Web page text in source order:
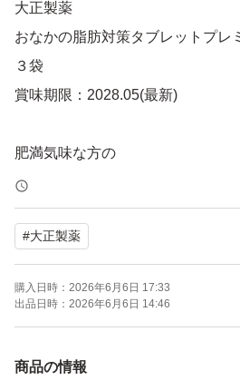
大正製薬
おなかの脂肪対策タブレットプ
３袋
賞味期限：2028.05(最新)
肥満気味な方の
おなかの脂肪を減らす
食事の糖・脂肪の吸収を抑える
のを助ける新習慣
即購入大歓迎です(^^)
匿名配送無料です
#大正製薬
購入日時： 2026年6月6日 17:33
出品日時： 2026年6月6日 14:46
商品の情報